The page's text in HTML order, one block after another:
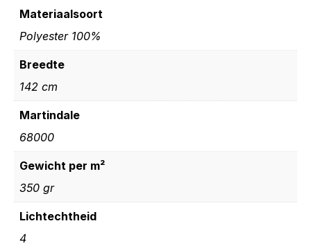
Materiaalsoort
Polyester 100%
Breedte
142 cm
Martindale
68000
Gewicht per m²
350 gr
Lichtechtheid
4